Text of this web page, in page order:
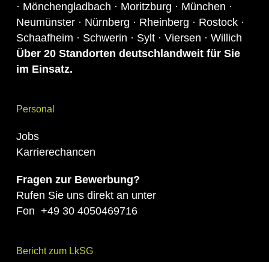
· Mönchengladbach · Moritzburg · München ·
Neumünster · Nürnberg · Rheinberg · Rostock ·
Schaafheim · Schwerin · Sylt · Viersen · Willich
Über 20 Standorten deutschlandweit für Sie
im Einsatz.
Personal
Jobs
Karrierechancen
Fragen zur Bewerbung?
Rufen Sie uns direkt an unter
Fon +49 30 4050469716
Bericht zum LkSG